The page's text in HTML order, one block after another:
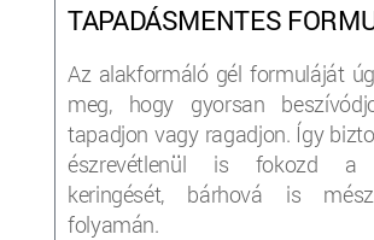
TAPADÁSMENTES
Az alakformáló gél formuláját
meg, hogy gyorsan
tapadjon vagy ragadjon. Így
észrevétlenül is fokozd a
keringését, bárhová is
folyamán.